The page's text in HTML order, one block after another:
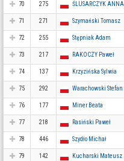
70 275 ŚLUSARCZYK ANNA
71 271 Szymański Tomasz
72 255 Stępniak Adam
73 217 RAKOCZY Paweł
74 137 Krzyzińska Sylwia
75 292 Warachowski Stefan
76 177 Miner Beata
77 218 Rasiński Paweł
78 446 Szydło Michał
79 142 Kucharski Mateusz